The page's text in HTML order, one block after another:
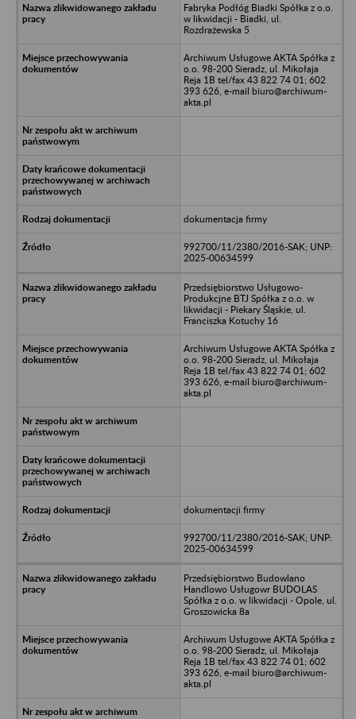
Fabryka Podłóg Biadki Spółka z o.o.
w likwidacji - Biadki, ul.
Rozdrażewska 5
Archiwum Usługowe AKTA Spółka z
o.o. 98-200 Sieradz, ul. Mikołaja
Reja 1B tel/fax 43 822 74 01; 602
393 626, e-mail biuro@archiwum-
akta.pl
dokumentacja firmy
992700/11/2380/2016-SAK; UNP:
2025-00634599
Przedsiębiorstwo Usługowo-
Produkcjne BTJ Spółka z o.o. w
likwidacji - Piekary Śląskie, ul.
Franciszka Kotuchy 16
Archiwum Usługowe AKTA Spółka z
o.o. 98-200 Sieradz, ul. Mikołaja
Reja 1B tel/fax 43 822 74 01; 602
393 626, e-mail biuro@archiwum-
akta.pl
dokumentacji firmy
992700/11/2380/2016-SAK; UNP:
2025-00634599
Przedsiębiorstwo Budowlano
Handlowo Usługowr BUDOLAS
Spółka z o.o. w likwidacji - Opole, ul.
Groszowicka 8a
Archiwum Usługowe AKTA Spółka z
o.o. 98-200 Sieradz, ul. Mikołaja
Reja 1B tel/fax 43 822 74 01; 602
393 626, e-mail biuro@archiwum-
akta.pl